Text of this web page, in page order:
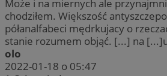
Może i na miernych ale
chodziłem. Większość
półanalfabeci mędrkujacy o
stanie rozumem objąć. [...] na
olo
2022-01-18 o 05:47